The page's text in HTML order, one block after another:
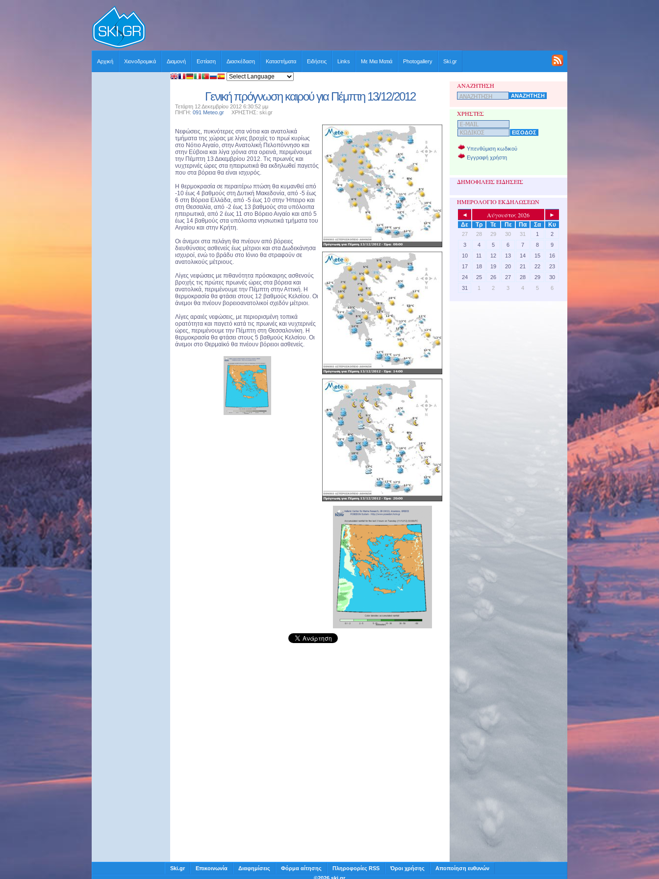
Αρχική Χιονοδρομικά Διαμονή Εστίαση Διασκέδαση Καταστήματα Ειδήσεις Links Με Μια Ματιά Photogallery Ski.gr
Γενική πρόγνωση καιρού για Πέμπτη 13/12/2012
Τετάρτη 12 Δεκεμβρίου 2012 6:30:52 μμ
ΠΗΓΗ: 091 Meteo.gr ΧΡΗΣΤΗΣ: ski.gr
Νεφώσεις, πυκνότερες στα νότια και ανατολικά
τμήματα της χώρας με λίγες βροχές το πρωί κυρίως
στο Νότιο Αιγαίο, στην Ανατολική Πελοπόννησο και
στην Εύβοια και λίγα χιόνια στα ορεινά, περιμένουμε
την Πέμπτη 13 Δεκεμβρίου 2012. Τις πρωινές και
νυχτερινές ώρες στα ηπειρωτικά θα εκδηλωθεί παγετός
που στα βόρεια θα είναι ισχυρός.
Η θερμοκρασία σε περαιτέρω πτώση θα κυμανθεί από
-10 έως 4 βαθμούς στη Δυτική Μακεδονία, από -5 έως
6 στη Βόρεια Ελλάδα, από -5 έως 10 στην Ήπειρο και
στη Θεσσαλία, από -2 έως 13 βαθμούς στα υπόλοιπα
ηπειρωτικά, από 2 έως 11 στο Βόρειο Αιγαίο και από 5
έως 14 βαθμούς στα υπόλοιπα νησιωτικά τμήματα του
Αιγαίου και στην Κρήτη.
Οι άνεμοι στα πελάγη θα πνέουν από βόρειες
διευθύνσεις ασθενείς έως μέτριοι και στα Δωδεκάνησα
ισχυροί, ενώ το βράδυ στο Ιόνιο θα στραφούν σε
ανατολικούς μέτριους.
Λίγες νεφώσεις με πιθανότητα πρόσκαιρης ασθενούς
βροχής τις πρώτες πρωινές ώρες στα βόρεια και
ανατολικά, περιμένουμε την Πέμπτη στην Αττική. Η
θερμοκρασία θα φτάσει στους 12 βαθμούς Κελσίου. Οι
άνεμοι θα πνέουν βορειοανατολικοί σχεδόν μέτριοι.
Λίγες αραιές νεφώσεις, με περιορισμένη τοπικά
ορατότητα και παγετό κατά τις πρωινές και νυχτερινές
ώρες, περιμένουμε την Πέμπτη στη Θεσσαλονίκη. Η
θερμοκρασία θα φτάσει στους 5 βαθμούς Κελσίου. Οι
άνεμοι στο Θερμαϊκό θα πνέουν βόρειοι ασθενείς.
ΑΝΑΖΗΤΗΣΗ
ΧΡΗΣΤΕΣ
Υπενθύμιση κωδικού
Εγγραφή χρήστη
ΔΗΜΟΦΙΛΕΙΣ ΕΙΔΗΣΕΙΣ
ΗΜΕΡΟΛΟΓΙΟ ΕΚΔΗΛΩΣΕΩΝ
◄ Αύγουστος 2026
►
Δε
Τρ Τε Πε Πα Σα Κυ
27 28 29 30 31 1
2
3
4 5 6 7 8
9
10
11 12 13 14 15
16
17
18 19 20 21 22
23
24
25 26 27 28 29
30
31
1 2 3 4 5 6
Ski.gr Επικοινωνία Διαφημίσεις Φόρμα αίτησης Πληροφορίες RSS Όροι χρήσης
Αποποίηση ευθυνών